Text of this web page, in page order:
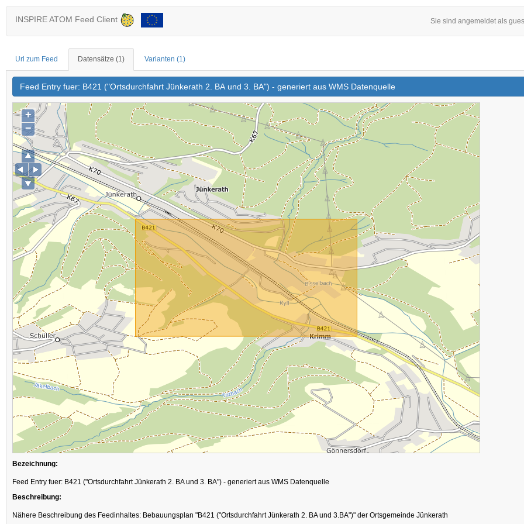
INSPIRE ATOM Feed Client Sie sind angemeldet als
Url zum Feed Datensätze (1) Varianten (1)
Feed Entry fuer: B421 ("Ortsdurchfahrt Jünkerath 2. BA und 3. BA") - generiert aus WMS Datenquelle
+
−
Bezeichnung:
Feed Entry fuer: B421 ("Ortsdurchfahrt Jünkerath 2. BA und 3. BA") - generiert aus WMS Datenquelle
Beschreibung:
Nähere Beschreibung des Feedinhaltes: Bebauungsplan "B421 ("Ortsdurchfahrt Jünkerath 2. BA und 3.BA")" der Ortsgemeinde Jünkerath